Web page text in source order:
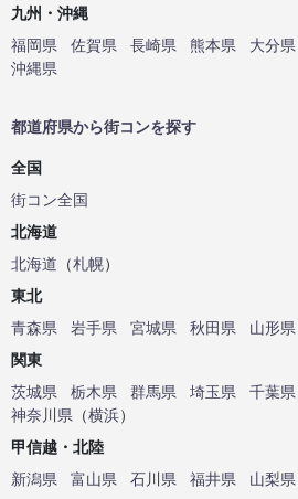
九州・沖縄
福岡県
佐賀県 長崎県 熊本県 大分県
沖縄県
都道府県から街コンを探す
全国
街コン全国
北海道
北海道 （札幌）
東北
青森県
岩手県 宮城県 秋田県 山形県
関東
茨城県
栃木県 群馬県 埼玉県 千葉県
神奈川県 （横浜）
甲信越・北陸
新潟県
富山県 石川県 福井県 山梨県